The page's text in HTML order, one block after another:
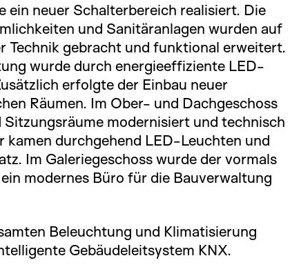
ein neuer Schalterbereich realisiert. Die
und Sanitäranlagen wurden auf
Technik gebracht und funktional erweitert.
wurde durch energieeffiziente LED-
erfolgte der Einbau neuer
Räumen. Im Ober- und Dachgeschoss
modernisiert und technisch
kamen durchgehend LED-Leuchten und
Im Galeriegeschoss wurde der vormals
modernes Büro für die Bauverwaltung
Beleuchtung und Klimatisierung
Gebäudeleitsystem KNX.